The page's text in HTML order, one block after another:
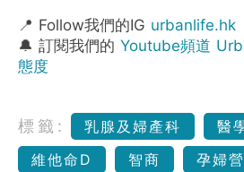
📍 Follow我們的IG urbanlife.hk
🔔 訂閱我們的 Youtube頻道
態度
標籤: 乳腺及婦產科
醫
維他命D
智商 孕婦